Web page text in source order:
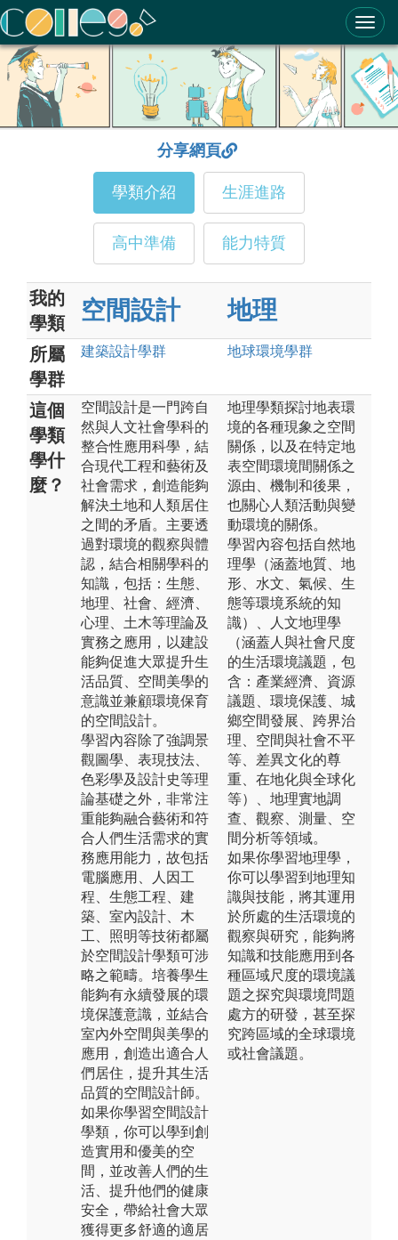
ColleGo! 大學選才與高中育才輔助系統
分享網頁
學類介紹 生涯進路
高中準備 能力特質
我的
學類
空間設計 地理
所屬
學群
建築設計學群 地球環境學群
這個
學類
學什
麼？
空間設計是一門跨自
然與人文社會學科的
整合性應用科學，結
合現代工程和藝術及
社會需求，創造能夠
解決土地和人類居住
之間的矛盾。主要透
過對環境的觀察與體
認，結合相關學科的
知識，包括：生態、
地理、社會、經濟、
心理、土木等理論及
實務之應用，以建設
能夠促進大眾提升生
活品質、空間美學的
意識並兼顧環境保育
的空間設計。
學習內容除了強調景
觀圖學、表現技法、
色彩學及設計史等理
論基礎之外，非常注
重能夠融合藝術和符
合人們生活需求的實
務應用能力，故包括
電腦應用、人因工
程、生態工程、建
築、室內設計、木
工、照明等技術都屬
於空間設計學類可涉
略之範疇。培養學生
能夠有永續發展的環
境保護意識，並結合
室內外空間與美學的
應用，創造出適合人
們居住，提升其生活
品質的空間設計師。
如果你學習空間設計
學類，你可以學到創
造實用和優美的空
間，並改善人們的生
活、提升他們的健康
安全，帶給社會大眾
獲得更多舒適的適居
地理學類探討地表環
境的各種現象之空間
關係，以及在特定地
表空間環境間關係之
源由、機制和後果，
也關心人類活動與變
動環境的關係。
學習內容包括自然地
理學（涵蓋地質、地
形、水文、氣候、生
態等環境系統的知
識）、人文地理學
（涵蓋人與社會尺度
的生活環境議題，包
含：產業經濟、資源
議題、環境保護、城
鄉空間發展、跨界治
理、空間與社會不平
等、差異文化的尊
重、在地化與全球化
等）、地理實地調
查、觀察、測量、空
間分析等領域。
如果你學習地理學，
你可以學習到地理知
識與技能，將其運用
於所處的生活環境的
觀察與研究，能夠將
知識和技能應用到各
種區域尺度的環境議
題之探究與環境問題
處方的研發，甚至探
究跨區域的全球環境
或社會議題。